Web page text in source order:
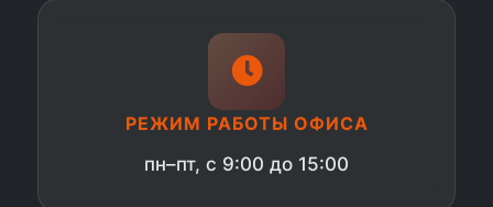
РЕЖИМ РАБОТЫ ОФИСА
пн–пт, с 9:00 до 15:00